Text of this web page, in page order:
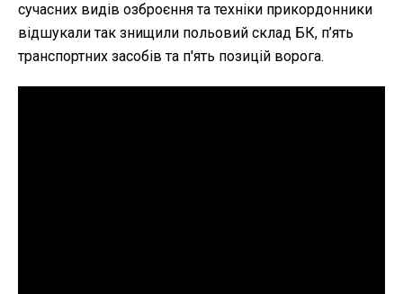
сучасних видів озброєння та техніки прикордонники
відшукали так знищили польовий склад БК, п’ять
транспортних засобів та п'ять позицій ворога.